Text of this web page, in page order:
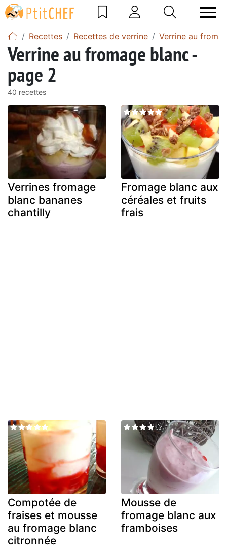
Recettes Recettes de verrine Verrine au
Verrine au fromage blanc -
page 2
40 recettes
Verrines fromage
blanc bananes
chantilly
Fromage blanc aux
céréales et fruits
frais
Compotée de
fraises et mousse
au fromage blanc
citronnée
Mousse de
fromage blanc aux
framboises